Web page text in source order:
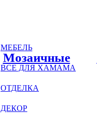
Мозаичные
МЕБЕЛЬ
ВСЕ ДЛЯ ХАМАМА
ОТДЕЛКА
ДЕКОР